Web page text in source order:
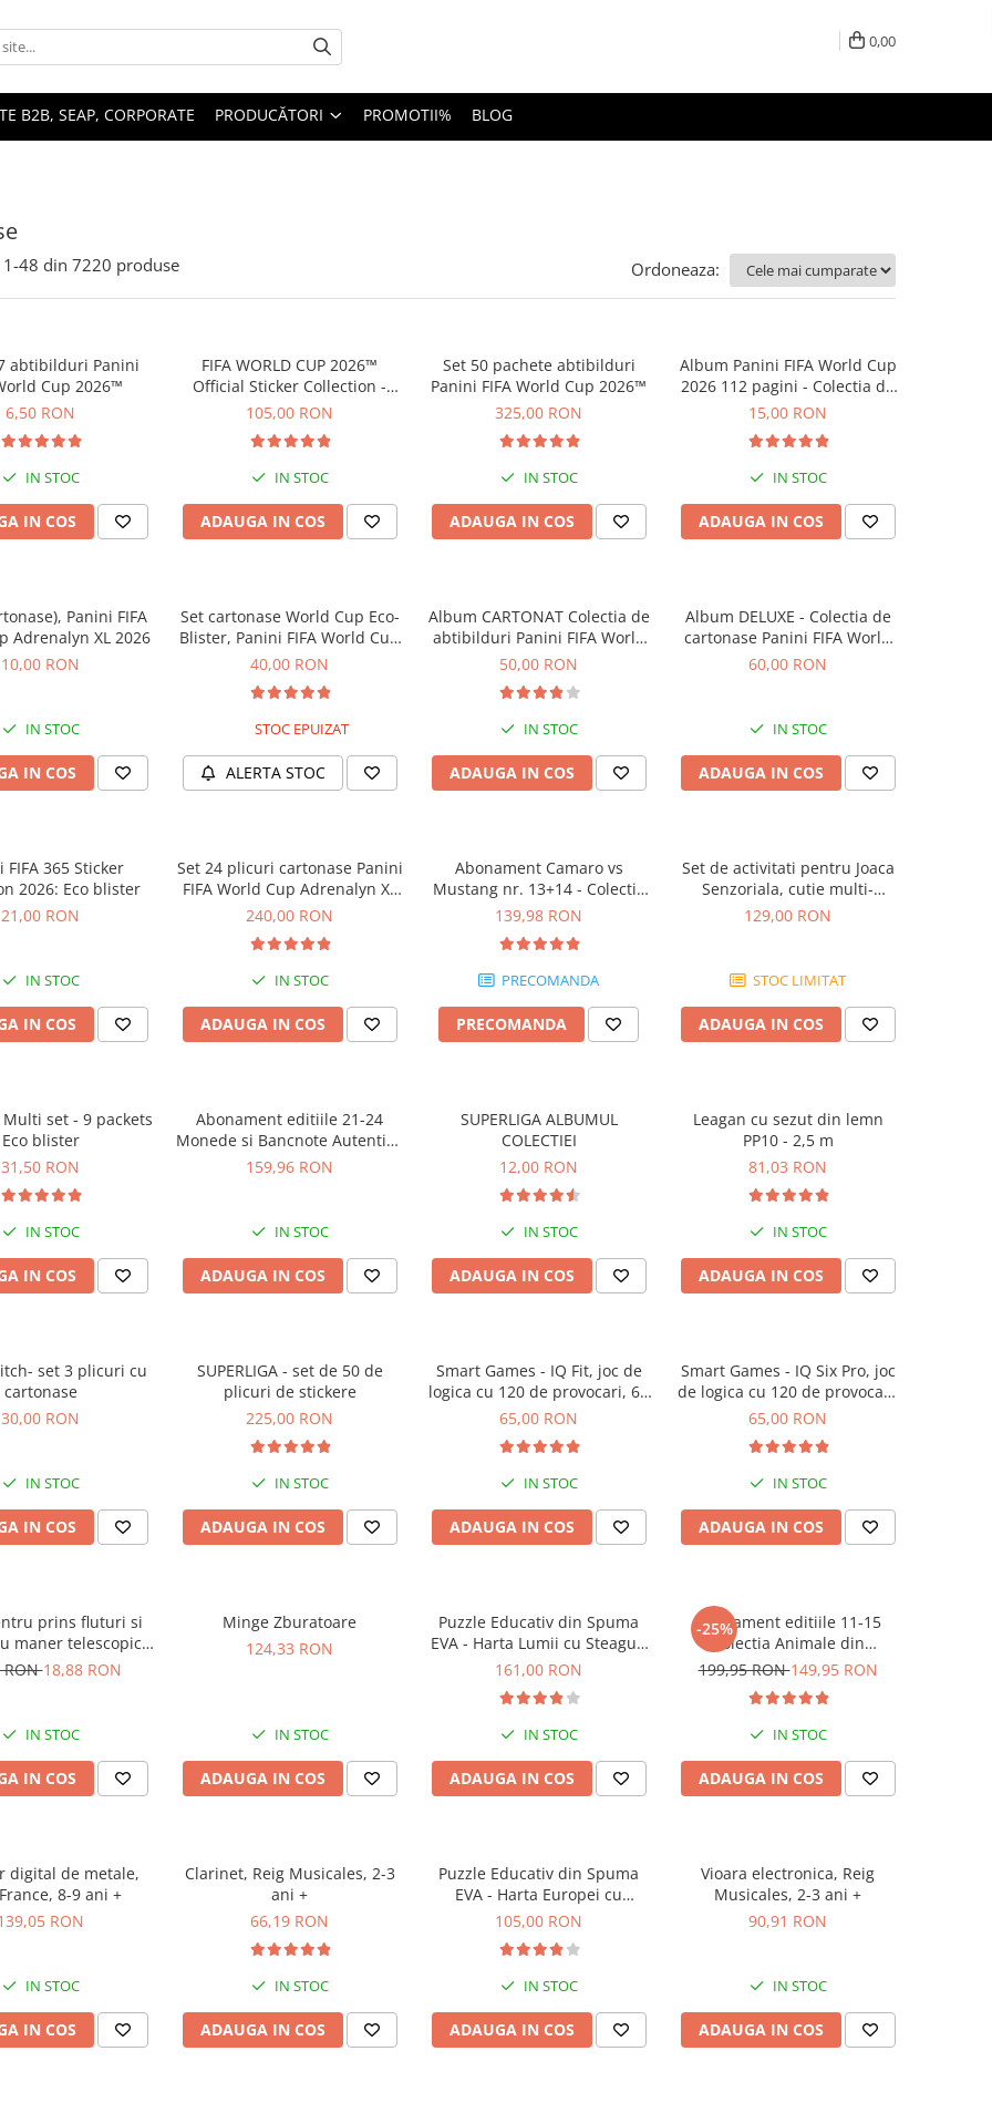
0,00
B2B, SEAP, CORPORATE PRODUCĂTORI PROMOTII% BLOG
1-48 din 7220 produse Ordoneaza:
abtibilduri Panini
Cup 2026™
6,50 RON
IN STOC
IN COS
FIFA WORLD CUP 2026™
Official Sticker Collection -
Update Set
105,00 RON
IN STOC
ADAUGA IN COS
Set 50 pachete abtibilduri
Panini FIFA World Cup 2026™
325,00 RON
IN STOC
ADAUGA IN COS
Album Panini FIFA World Cup
2026 112 pagini - Colectia de
abtibilduri
15,00 RON
IN STOC
ADAUGA IN COS
Panini FIFA
Adrenalyn XL 2026
10,00 RON
IN STOC
IN COS
Set cartonase World Cup Eco-
Blister, Panini FIFA World Cup
Adrenalyn XL 2026
40,00 RON
STOC EPUIZAT
ALERTA STOC
Album CARTONAT Colectia de
abtibilduri Panini FIFA World
Cup 2026
50,00 RON
IN STOC
ADAUGA IN COS
Album DELUXE - Colectia de
cartonase Panini FIFA World
Cup Adrenalyn XL 2026
60,00 RON
IN STOC
ADAUGA IN COS
FIFA 365 Sticker
2026: Eco blister
21,00 RON
IN STOC
IN COS
Set 24 plicuri cartonase Panini
FIFA World Cup Adrenalyn XL
2026
240,00 RON
IN STOC
ADAUGA IN COS
Abonament Camaro vs
Mustang nr. 13+14 - Colectie
Construibila 1:18
139,98 RON
PRECOMANDA
PRECOMANDA
Set de activitati pentru Joaca
Senzoriala, cutie multi-
senzoriala
129,00 RON
STOC LIMITAT
ADAUGA IN COS
set - 9 packets
Eco blister
31,50 RON
IN STOC
IN COS
Abonament editiile 21-24
Monede si Bancnote Autentice
din toata lumea
159,96 RON
IN STOC
ADAUGA IN COS
SUPERLIGA ALBUMUL
COLECTIEI
12,00 RON
IN STOC
ADAUGA IN COS
Leagan cu sezut din lemn
PP10 - 2,5 m
81,03 RON
IN STOC
ADAUGA IN COS
set 3 plicuri cu
cartonase
30,00 RON
IN STOC
IN COS
SUPERLIGA - set de 50 de
plicuri de stickere
225,00 RON
IN STOC
ADAUGA IN COS
Smart Games - IQ Fit, joc de
logica cu 120 de provocari, 6+
ani
65,00 RON
IN STOC
ADAUGA IN COS
Smart Games - IQ Six Pro, joc
de logica cu 120 de provocari,
8+ ani
65,00 RON
IN STOC
ADAUGA IN COS
prins fluturi si
maner telescopic,
+6 ani
RON18,88 RON
IN STOC
IN COS
Minge Zburatoare
124,33 RON
IN STOC
ADAUGA IN COS
Puzzle Educativ din Spuma
EVA - Harta Lumii cu Steaguri
si Capitale, Imagimake, 5 ani+
161,00 RON
IN STOC
ADAUGA IN COS
-25%
Abonament editiile 11-15
Colectia Animale din
salbaticie
199,95 RON149,95 RON
IN STOC
ADAUGA IN COS
digital de metale,
8-9 ani +
RON
IN STOC
IN COS
Clarinet, Reig Musicales, 2-3
ani +
66,19 RON
IN STOC
ADAUGA IN COS
Puzzle Educativ din Spuma
EVA - Harta Europei cu
Steaguri si Capitale,
105,00 RON
IN STOC
ADAUGA IN COS
Vioara electronica, Reig
Musicales, 2-3 ani +
90,91 RON
IN STOC
ADAUGA IN COS